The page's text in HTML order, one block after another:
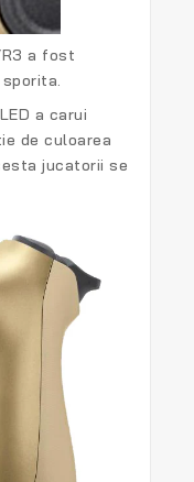
a fost
a carui
de culoarea
jucatorii se